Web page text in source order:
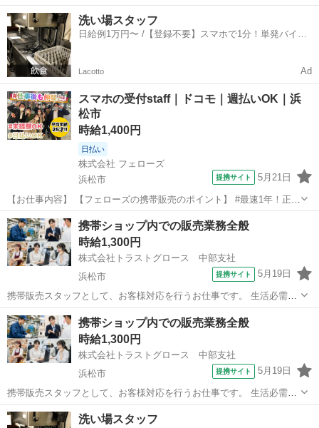
の携帯電話を中心に充実した商材やサービスを取り扱い、多様化する
お客様のニーズにお応えしていきます。 今よりもっと楽しく豊でお得
に感じていただけるようにお客様をサ...
静岡 浜松市 携帯ショップ
洗い場スタッフ
日給例1万円〜 /【登録不要】スマホで1分！単発バイト
Lacotto Ad
スマホの受付staff｜ドコモ｜週払いOK｜浜
松市
時給1,400円
日払い
株式会社 フェローズ
浜松市
提携サイト 5月21日
【お仕事内容】 【フェローズの携帯販売のポイント】 #最速1年！正社
員登用の実績多数 #年間50人以上！大企業への直接雇用 ☆－－－－★
－－－－☆－－－－★－－－－☆ ◎昇給・キャリアアップ実例 ・入社
1年目(25歳)：ス...
静岡 浜松市 携帯ショップ
携帯ショップ内での販売業務全般
時給1,300円
株式会社トラストグロース 中部支社
浜松市
提携サイト 5月19日
携帯販売スタッフとして、お客様対応を行うお仕事です。 生活必需品
の携帯電話を中心に充実した商材やサービスを取り扱い、多様化する
お客様のニーズにお応えしていきます。 今よりもっと楽しく豊でお得
に感じていただけるようにお客様をサ...
静岡 浜松市 携帯ショップ
携帯ショップ内での販売業務全般
時給1,300円
株式会社トラストグロース 中部支社
浜松市
提携サイト 5月19日
携帯販売スタッフとして、お客様対応を行うお仕事です。 生活必需品
の携帯電話を中心に充実した商材やサービスを取り扱い、多様化する
お客様のニーズにお応えしていきます。 今よりもっと楽しく豊でお得
静岡 浜松市 携帯ショップ
洗い場スタッフ